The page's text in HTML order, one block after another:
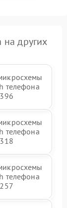
других
телефона
телефона
телефона